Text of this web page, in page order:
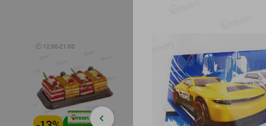
🕘 12:00-21:00